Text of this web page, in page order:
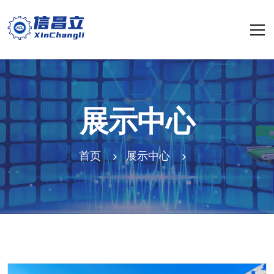
展示中心
首页 展示中心